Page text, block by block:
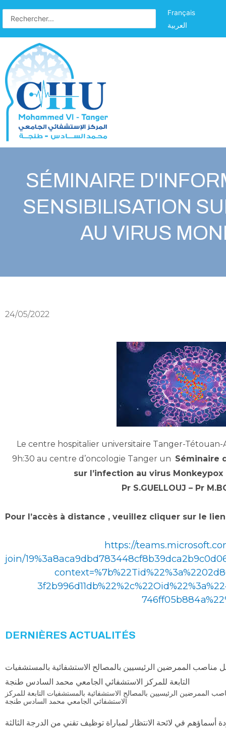
Français
العربية
SÉMINAIRE
SENSIBILISATION
AU VIRUS
24/05/2022
Le centre hospitalier universitaire Tanger-Tétouan-
9h:30 au centre d’oncologie Tanger un Séminaire
sur l’infection au virus
Pr S.GUELLOUJ – Pr
Pour l’accès à distance , veuillez cliquer sur le
https://
join/
DERNIÈRES ACTUALITÉS
مناصب الممرضين الرئيسيين بالمصالح الاستشفائية بالمستشفيات
التابعة للمركز الاستشفائي الجامعي محمد السادس طنجة
الممرضين الرئيسيين بالمصالح الاستشفائية بالمستشفيات التابعة للمركز
الاستشفائي الجامعي محمد السادس طنجة
أسماؤهم في لائحة الانتظار لمباراة توظيف تقني من الدرجة الثالثة